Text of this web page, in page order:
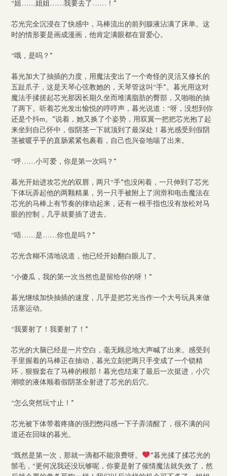
“姐……姐姐……我要去了……！”
芯光完全沉浸在了快感中，马棒流出的前列腺液沾满了床单。这
时的情形要是画成漫画，他肯定满眼都在冒爱心。
“哦，是吗？”
暮光加大了抽插的力度，用魔法变出了一个奇怪的灵活又修长的
五趾爪子，这是天琴心弦教她的，天琴管这叫“手”。暮光用这对
魔法手揉搓起芯光那因长期久坐而堆满脂肪的臀部，又啪啪的抽
了两下。听着芯光发出愉悦的哼哼声，暮光说道：“呀，没想到你
还是个抖m。”说着，她又换了个姿势，用双翼一把把芯光抱了起
来坐到自己怀中，假阴茎一下就顶到了最深处！暮光感受到假阴
茎被暖乎乎的直肠紧紧包裹着，自己也兴奋地喘了出来。
“呼……小可爱，你是第一次吗？”
暮光开始进攻芯光的双唇，两只“手”也没闲着，一只伸到了芯光
下体玩弄起他的两颗精巢，另一只手被附上了润滑和电击魔法在
芯光的马棒上有节奏的律动起来，还有一根手指也没有放松对马
眼的控制，几乎就要插了进去。
“唔……是……你也是吗？”
芯光含糊不清地说道，他已经开始翻白眼儿了。
“小傻瓜，我的第一次当然也是留给你的呀！”
暮光继续加快抽插的速度，几乎是把芯光当作一个大号玩具来做
活塞运动。
“我要射了！我要射了！”
芯光的大脑已经是一片空白，毫无顾忌地大声喊了出来。感受到
手里握着的马棒正在抽动，暮光立刻把两只手变成了一个锁精
环，狠狠套在了马棒的根部！暮光也结束了最后一次挺进，小穴
潮喷的液体顺着假阴茎全射进了芯光的后穴。
“怎么突然玩寸止！”
芯光被下体带着疼痛的强烈憋闷感一下子弄清醒了，很不满的问
道还在回味的暮光。
“既然是第一次，那就一滴都不能浪费呀。
”暮光揉了揉芯光的
鬃毛，“更何况我还没玩够呢，你要是射了催情魔法就失效了，然